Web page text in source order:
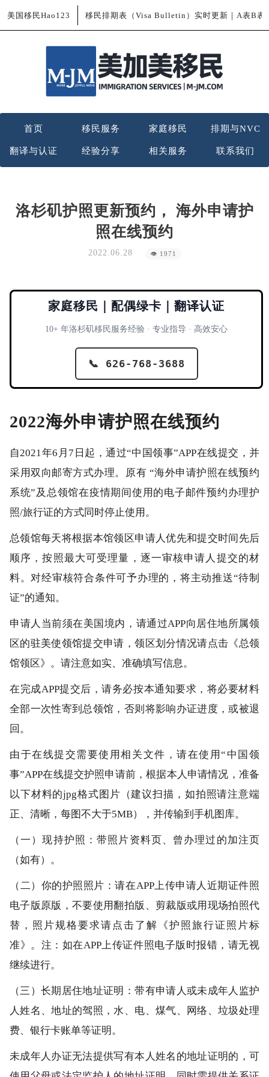
美国移民Hao123 移民排期表（Visa Bulletin）实时更新｜A表B表
首页 移民服务 家庭移民 排期与NVC
翻译与认证 经验分享 相关服务 联系我们
洛杉矶护照更新预约， 海外申请护
照在线预约
2022.06.28 👁 1971
家庭移民｜配偶绿卡｜翻译认证
10+ 年洛杉矶移民服务经验 · 专业指导 · 高效安心
📞 626-768-3688
2022海外申请护照在线预约
自2021年6月7日起，通过“中国领事”APP在线提交，并
采用双向邮寄方式办理。原有 “海外申请护照在线预约
系统”及总领馆在疫情期间使用的电子邮件预约办理护
照/旅行证的方式同时停止使用。
总领馆每天将根据本馆领区申请人优先和提交时间先后
顺序，按照最大可受理量，逐一审核申请人提交的材
料。对经审核符合条件可予办理的，将主动推送“待制
证”的通知。
申请人当前须在美国境内，请通过APP向居住地所属领
区的驻美使领馆提交申请，领区划分情况请点击《总领
馆领区》。请注意如实、准确填写信息。
在完成APP提交后，请务必按本通知要求，将必要材料
全部一次性寄到总领馆，否则将影响办证进度，或被退
回。
由于在线提交需要使用相关文件，请在使用“中国领
事”APP在线提交护照申请前，根据本人申请情况，准备
以下材料的jpg格式图片（建议扫描，如拍照请注意端
正、清晰，每图不大于5MB），并传输到手机图库。
（一）现持护照：带照片资料页、曾办理过的加注页
（如有）。
（二）你的护照照片：请在APP上传申请人近期证件照
电子版原版，不要使用翻拍版、剪裁版或用现场拍照代
替，照片规格要求请点击了解《护照旅行证照片标
准》。注：如在APP上传证件照电子版时报错，请无视
继续进行。
（三）长期居住地址证明：带有申请人或未成年人监护
人姓名、地址的驾照，水、电、煤气、网络、垃圾处理
费、银行卡账单等证明。
未成年人办证无法提供写有本人姓名的地址证明的，可